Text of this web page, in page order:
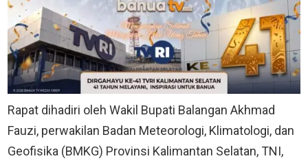
Rapat dihadiri oleh Wakil Bupati Balangan Akhmad
Fauzi, perwakilan Badan Meteorologi, Klimatologi, dan
Geofisika (BMKG) Provinsi Kalimantan Selatan, TNI,